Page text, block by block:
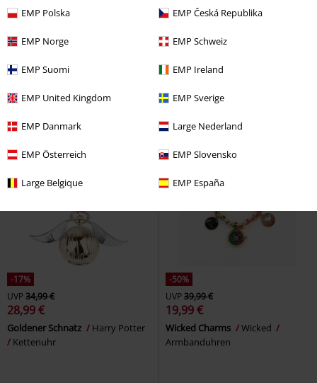
EMP Polska EMP Česká Republika
EMP Norge EMP Schweiz
EMP Suomi EMP Ireland
EMP United Kingdom EMP Sverige
EMP Danmark Large Nederland
EMP Österreich EMP Slovensko
Large Belgique EMP España
-43%
16,99 €
Armbanduhren
-42%
19,99 €
Armbanduhren
-17%
UVP34,99 €
28,99 €
Goldener Schnatz
Harry Potter
Kettenuhr
-50%
UVP39,99 €
19,99 €
Wicked Charms
Wicked
Armbanduhren